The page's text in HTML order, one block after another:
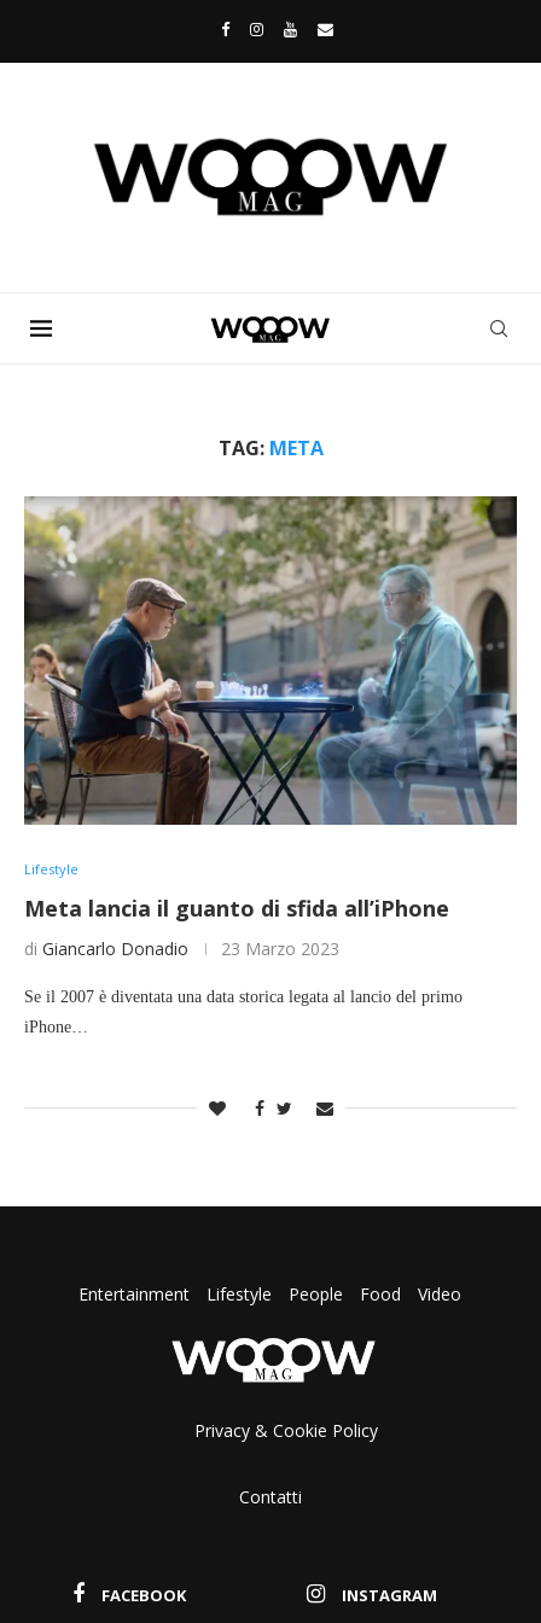
TAG: META
Lifestyle
Meta lancia il guanto di sfida all’iPhone
di Giancarlo Donadio 23 Marzo 2023
Se il 2007 è diventata una data storica legata al lancio del primo
iPhone…
Entertainment Lifestyle People Food Video
Privacy & Cookie Policy
Contatti
FACEBOOK INSTAGRAM